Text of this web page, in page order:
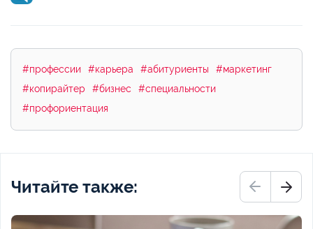
#профессии #карьера #абитуриенты
#маркетинг
#копирайтер
#бизнес
#специальности
#профориентация
Читайте также: